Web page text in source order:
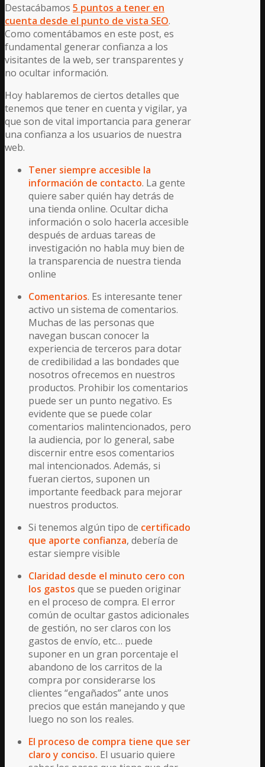
Destacábamos 5 puntos a tener en
cuenta desde el punto de vista SEO.
Como comentábamos en este post, es
fundamental generar confianza a los
visitantes de la web, ser transparentes y
no ocultar información.
Hoy hablaremos de ciertos detalles que
tenemos que tener en cuenta y vigilar, ya
que son de vital importancia para generar
una confianza a los usuarios de nuestra
web.
Tener siempre accesible la
información de contacto. La gente
quiere saber quién hay detrás de
una tienda online. Ocultar dicha
información o solo hacerla accesible
después de arduas tareas de
investigación no habla muy bien de
la transparencia de nuestra tienda
online
Comentarios. Es interesante tener
activo un sistema de comentarios.
Muchas de las personas que
navegan buscan conocer la
experiencia de terceros para dotar
de credibilidad a las bondades que
nosotros ofrecemos en nuestros
productos. Prohibir los comentarios
puede ser un punto negativo. Es
evidente que se puede colar
comentarios malintencionados, pero
la audiencia, por lo general, sabe
discernir entre esos comentarios
mal intencionados. Además, si
fueran ciertos, suponen un
importante feedback para mejorar
nuestros productos.
Si tenemos algún tipo de certificado
que aporte confianza, debería de
estar siempre visible
Claridad desde el minuto cero con
los gastos que se pueden originar
en el proceso de compra. El error
común de ocultar gastos adicionales
de gestión, no ser claros con los
gastos de envío, etc… puede
suponer en un gran porcentaje el
abandono de los carritos de la
compra por considerarse los
clientes “engañados” ante unos
precios que están manejando y que
luego no son los reales.
El proceso de compra tiene que ser
claro y conciso. El usuario quiere